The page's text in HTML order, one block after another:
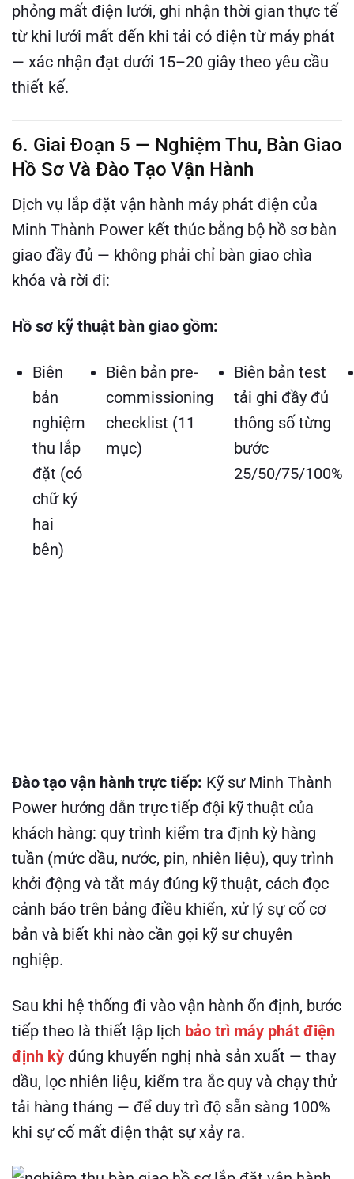
phỏng mất điện lưới, ghi nhận thời gian thực tế
từ khi lưới mất đến khi tải có điện từ máy phát
— xác nhận đạt dưới 15–20 giây theo yêu cầu
thiết kế.
6. Giai Đoạn 5 — Nghiệm Thu, Bàn Giao
Hồ Sơ Và Đào Tạo Vận Hành
Dịch vụ lắp đặt vận hành máy phát điện của
Minh Thành Power kết thúc bằng bộ hồ sơ bàn
giao đầy đủ — không phải chỉ bàn giao chìa
khóa và rời đi:
Hồ sơ kỹ thuật bàn giao gồm:
Biên
bản
nghiệm
thu lắp
đặt (có
chữ ký
hai
bên)
Biên bản pre-
commissioning
checklist (11
mục)
Biên bản test
tải ghi đầy đủ
thông số từng
bước
25/50/75/100%
Đào tạo vận hành trực tiếp: Kỹ sư Minh Thành
Power hướng dẫn trực tiếp đội kỹ thuật của
khách hàng: quy trình kiểm tra định kỳ hàng
tuần (mức dầu, nước, pin, nhiên liệu), quy trình
khởi động và tắt máy đúng kỹ thuật, cách đọc
cảnh báo trên bảng điều khiển, xử lý sự cố cơ
bản và biết khi nào cần gọi kỹ sư chuyên
nghiệp.
Sau khi hệ thống đi vào vận hành ổn định, bước
tiếp theo là thiết lập lịch bảo trì máy phát điện
định kỳ đúng khuyến nghị nhà sản xuất — thay
dầu, lọc nhiên liệu, kiểm tra ắc quy và chạy thử
tải hàng tháng — để duy trì độ sẵn sàng 100%
khi sự cố mất điện thật sự xảy ra.